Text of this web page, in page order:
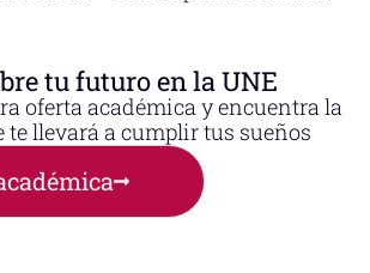
tu futuro en la UNE
oferta académica y encuentra la
te llevará a cumplir tus sueños